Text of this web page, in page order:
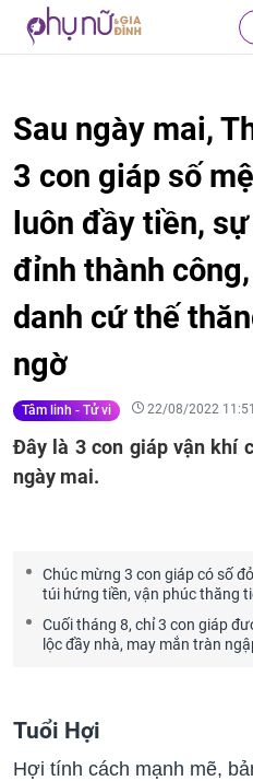
Sau ngày mai,
3 con giáp số
luôn đầy tiền,
đỉnh thành
danh cứ thế
ngờ
Tâm linh - Tử vi 22/08/2022 11:51
Đây là 3 con giáp vận khí
ngày mai.
Chúc mừng 3 con giáp có số
túi hứng tiền, vận phúc thăng
Cuối tháng 8, chỉ 3 con giáp
lộc đầy nhà, may mắn tràn
Tuổi Hợi
Hợi tính cách mạnh mẽ,